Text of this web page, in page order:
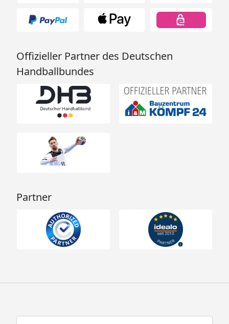
Offizieller Partner des Deutschen
Handballbundes
Partner